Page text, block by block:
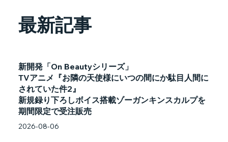
新開発「On Beautyシリーズ」
TVアニメ『お隣の天使様にいつの間にか駄目人間に
されていた件2』
新規録り下ろしボイス搭載ゾーガンキンスカルプを
期間限定で受注販売
2026-08-06
最新記事